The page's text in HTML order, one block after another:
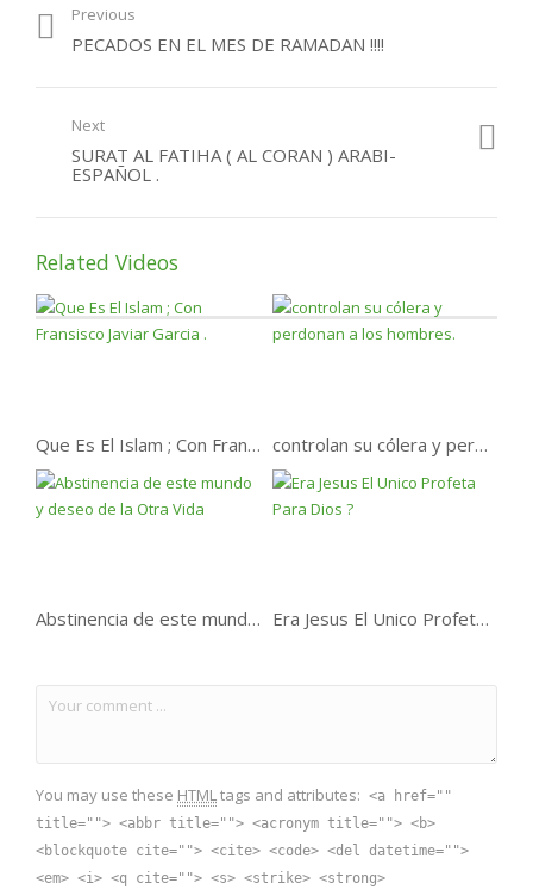
perder el paraíso?
Previous
PECADOS EN EL MES DE RAMADAN !!!!
Next
SURAT AL FATIHA ( AL CORAN ) ARABI-
ESPAÑOL .
Related Videos
Que Es El Islam ; Con Fransisco Javiar Garcia . controlan su cólera y perdonan a los hombres.
Abstinencia de este mundo y deseo de la Otra Vida Era Jesus El Unico Profeta Para Dios ?
You may use these HTMLtags and attributes: <a href=""
title=""> <abbr title=""> <acronym title=""> <b>
<blockquote cite=""> <cite> <code> <del datetime="">
<em> <i> <q cite=""> <s> <strike> <strong>